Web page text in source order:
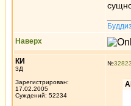
Наверх
КИ
3Д
Зарегистрирован:
17.02.2005
Суждений: 52234
№